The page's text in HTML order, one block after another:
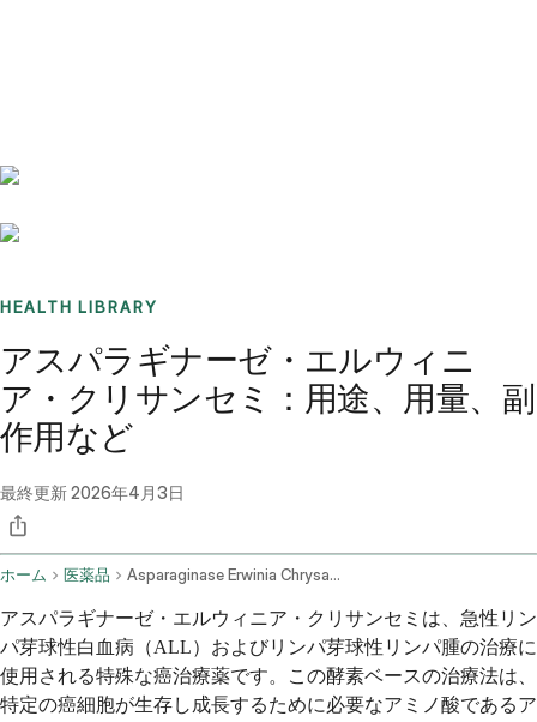
HEALTH LIBRARY
アスパラギナーゼ・エルウィニ
ア・クリサンセミ：用途、用量、副
作用など
最終更新2026年4月3日
ホーム 医薬品 Asparaginase Erwinia Chrysanthemi Injection Route
アスパラギナーゼ・エルウィニア・クリサンセミは、急性リン
パ芽球性白血病（ALL）およびリンパ芽球性リンパ腫の治療に
使用される特殊な癌治療薬です。この酵素ベースの治療法は、
特定の癌細胞が生存し成長するために必要なアミノ酸であるア